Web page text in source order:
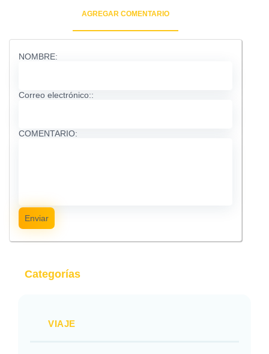
AGREGAR COMENTARIO
NOMBRE:
Correo electrónico::
COMENTARIO:
Enviar
Categorías
VIAJE